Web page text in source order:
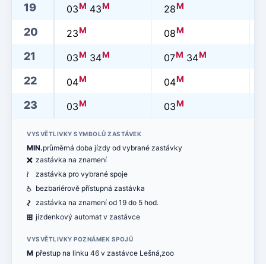
19 03M 43M 28M
20 23M 08M
21 03M 34M 07M 34M
22 04M 04M
23 03M 03M
VYSVĚTLIVKY SYMBOLŮ ZASTÁVEK
MIN.průměrná doba jízdy od vybrané zastávky
ë zastávka na znamení
< zastávka pro vybrané spoje
@ bezbariérově přístupná zastávka
ó zastávka na znamení od 19 do 5 hod.
æ jízdenkový automat v zastávce
VYSVĚTLIVKY POZNÁMEK SPOJŮ
M přestup na linku 46 v zastávce Lešná,zoo